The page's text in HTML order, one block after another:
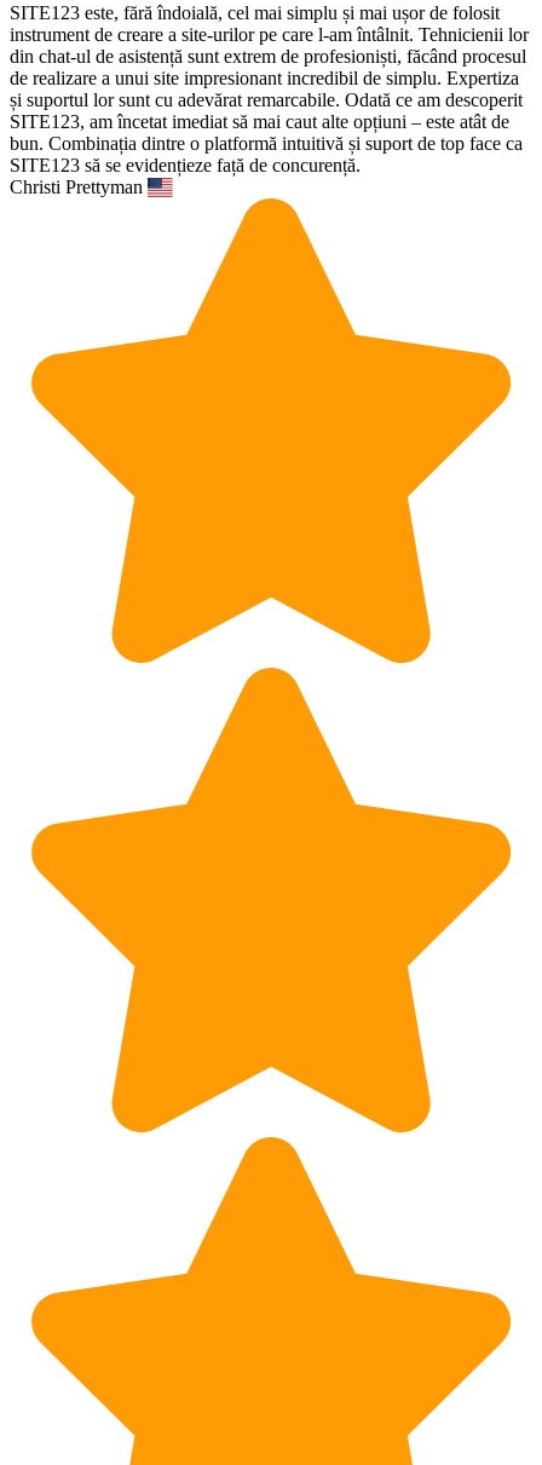
SITE123 este, fără îndoială, cel mai simplu și mai ușor de folosit
instrument de creare a site-urilor pe care l-am întâlnit. Tehnicienii lor
din chat-ul de asistență sunt extrem de profesioniști, făcând procesul
de realizare a unui site impresionant incredibil de simplu. Expertiza
și suportul lor sunt cu adevărat remarcabile. Odată ce am descoperit
SITE123, am încetat imediat să mai caut alte opțiuni – este atât de
bun. Combinația dintre o platformă intuitivă și suport de top face ca
SITE123 să se evidențieze față de concurență.
Christi Prettyman